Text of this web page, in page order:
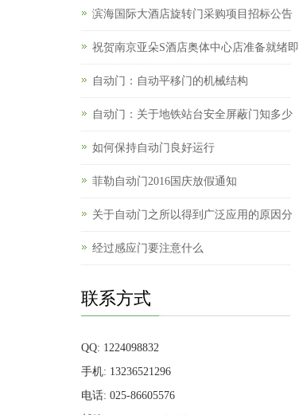
滨海国际大酒店旋转门采购项目招标公告
祝贺南京亚朵S酒店奥体中心店准备就绪即
自动门：自动平移门的机械结构
自动门：关于地铁站台安全屏蔽门知多少
如何保持自动门良好运行
菲勒自动门2016国庆放假通知
关于自动门之所以得到广泛应用的原因分
经过感应门要注意什么
联系方式
QQ: 1224098832
手机: 13236521296
电话: 025-86605576